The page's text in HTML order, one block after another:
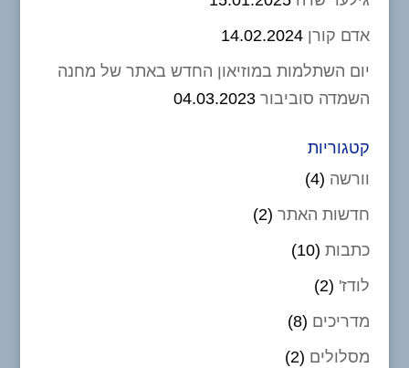
אדם קורן 14.02.2024
יום השתלמות במוזיאון החדש באתר של מחנה
השמדה סוביבור 04.03.2023
קטגוריות
וורשה (4)
חדשות האתר(2)
כתבות(10)
לודז' (2)
מדריכים (8)
מסלולים (2)